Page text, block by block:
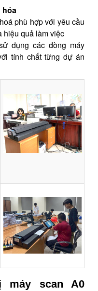
hóa
phù hợp với yêu cầu
hiệu quả làm việc
dụng các dòng máy
tính chất từng dự án
máy scan A0